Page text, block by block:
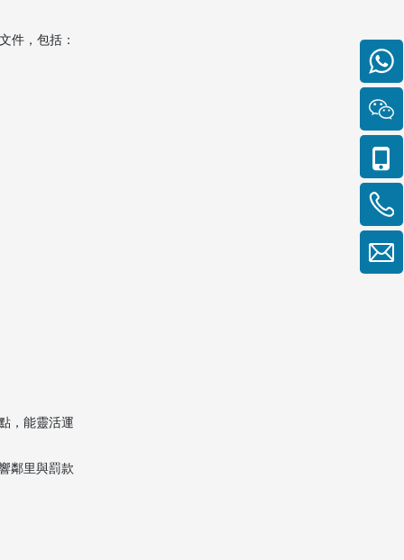
件，包括：
，能靈活運
鄰里與罰款